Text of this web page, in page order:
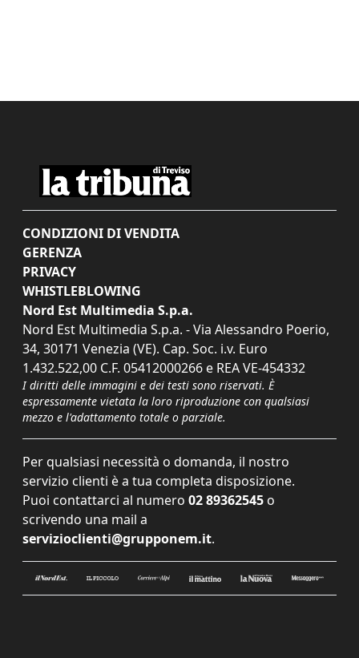
CONDIZIONI DI VENDITA
GERENZA
PRIVACY
WHISTLEBLOWING
Nord Est Multimedia S.p.a.
Nord Est Multimedia S.p.a. - Via Alessandro Poerio,
34, 30171 Venezia (VE). Cap. Soc. i.v. Euro
1.432.522,00 C.F. 05412000266 e REA VE-454332
I diritti delle immagini e dei testi sono riservati. È
espressamente vietata la loro riproduzione con qualsiasi
mezzo e l'adattamento totale o parziale.
Per qualsiasi necessità o domanda, il nostro
servizio clienti è a tua completa disposizione.
Puoi contattarci al numero 02 89362545 o
scrivendo una mail a
servizioclienti@grupponem.it.